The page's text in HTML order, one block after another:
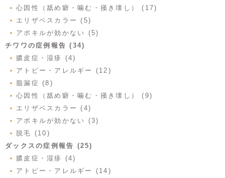
心因性（舐め癖・噛む・掻き壊し） (17)
エリザベスカラー (5)
アポキルが効かない (5)
チワワの症例報告 (34)
膿皮症・湿疹 (4)
アトピー・アレルギー (12)
脂漏症 (8)
心因性（舐め癖・噛む・掻き壊し） (9)
エリザベスカラー (4)
アポキルが効かない (3)
脱毛 (10)
ダックスの症例報告 (25)
膿皮症・湿疹 (4)
アトピー・アレルギー (14)